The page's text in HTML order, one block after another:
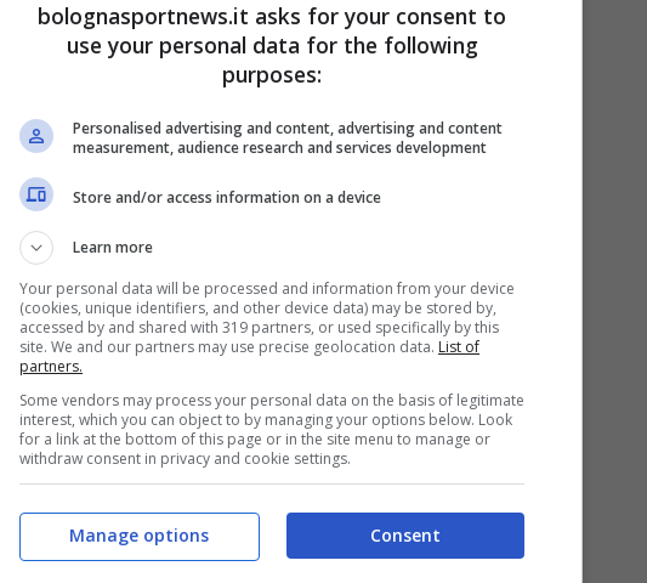
siciliano è sicuramente quello di Ciro
per almeno due mesi nel debutto
per un giocatore che si era presentato alla
atletici di un venticinquenne.
UEFA e non potrà essere a disposizione
competizione. Una mancanza importante
numeri nella seconda competizione
i possibili tempi di
Casalee Holm, lo svedese ha saltato le
in Nazionale, secondo ilCorriere
bolognasportnews.it asks for your consent to
use your personal data for the following
purposes:
Personalised advertising and content, advertising and content
measurement, audience research and services development
Store and/or access information on a device
Learn more
Your personal data will be processed and information from your device
(cookies, unique identifiers, and other device data) may be stored by,
accessed by and shared with 319 partners, or used specifically by this
site. We and our partners may use precise geolocation data. List of
partners.
Some vendors may process your personal data on the basis of legitimate
interest, which you can object to by managing your options below. Look
for a link at the bottom of this page or in the site menu to manage or
withdraw consent in privacy and cookie settings.
Consent
Manage options